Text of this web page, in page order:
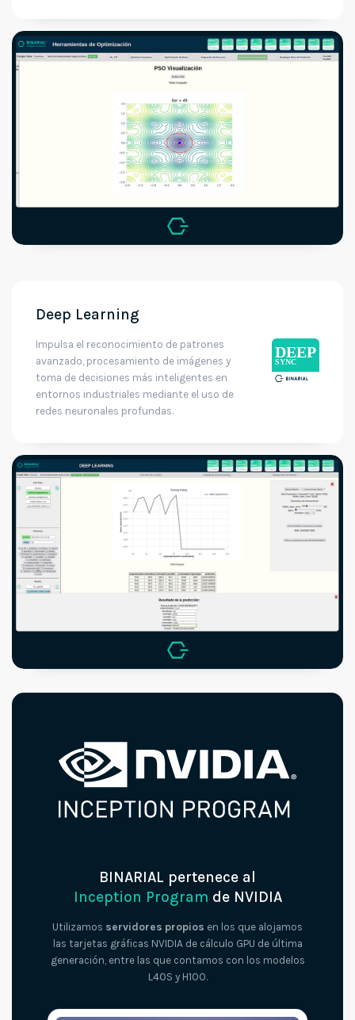
Deep Learning
Impulsa el reconocimiento de patrones
avanzado, procesamiento de imágenes y
toma de decisiones más inteligentes en
entornos industriales mediante el uso de
redes neuronales profundas.
BINARIAL pertenece al
Inception Program de NVIDIA
Utilizamos servidores propios en los que alojamos
las tarjetas gráficas NVIDIA de cálculo GPU de última
generación, entre las que contamos con los modelos
L40S y H100.